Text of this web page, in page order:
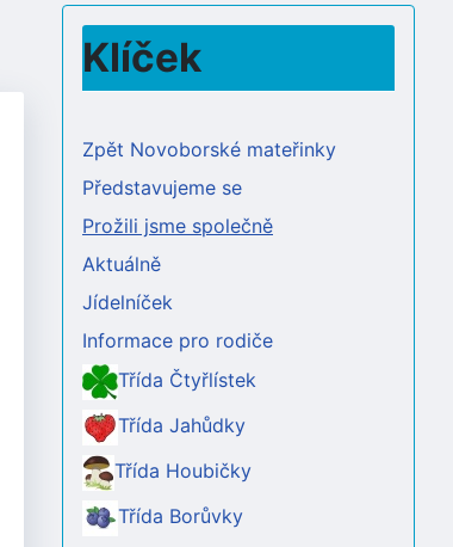
Klíček
Zpět Novoborské mateřinky
Představujeme se
Prožili jsme společně
Aktuálně
Jídelníček
Informace pro rodiče
Třída Čtyřlístek
Třída Jahůdky
Třída Houbičky
Třída Borůvky